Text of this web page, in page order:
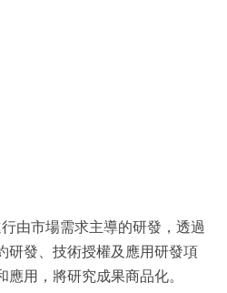
由市場需求主導的研發，透過
研發、技術授權及應用研發項
應用，將研究成果商品化。